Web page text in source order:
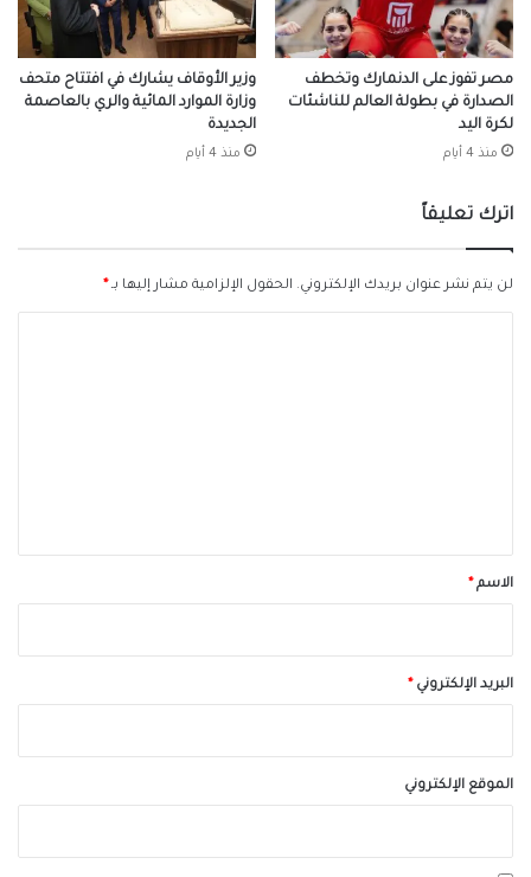
مصر تفوز على الدنمارك وتخطف
الصدارة في بطولة العالم للناشئات
لكرة اليد
منذ 4 أيام
وزير الأوقاف يشارك في افتتاح متحف
وزارة الموارد المائية والري بالعاصمة
الجديدة
منذ 4 أيام
اترك تعليقاً
لن يتم نشر عنوان بريدك الإلكتروني. الحقول الإلزامية مشار إليها بـ*
*الاسم*
البريد الإلكتروني*
الموقع الإلكتروني